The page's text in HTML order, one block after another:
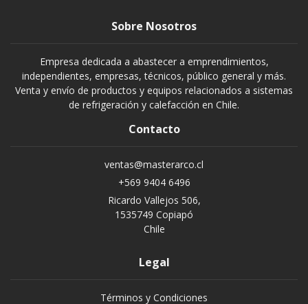
Sobre Nosotros
Empresa dedicada a abastecer a emprendimientos,
independientes, empresas, técnicos, público general y más.
Venta y envío de productos y equipos relacionados a sistemas
de refrigeración y calefacción en Chile.
Contacto
ventas@masterarco.cl
+569 9404 6496
Ricardo Vallejos 506,
1535749 Copiapó
Chile
Legal
Términos y Condiciones